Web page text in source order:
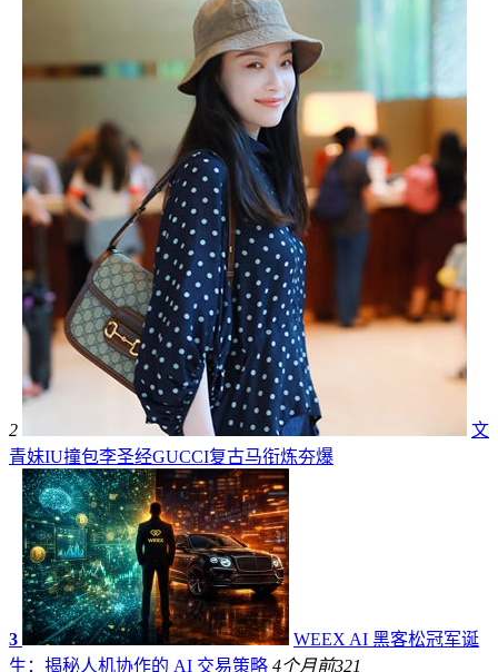
2
文
青妹IU撞包李圣经GUCCI复古马衔炼夯爆
3
WEEX AI 黑客松冠军诞
生：揭秘人机协作的 AI 交易策略 4个月前321